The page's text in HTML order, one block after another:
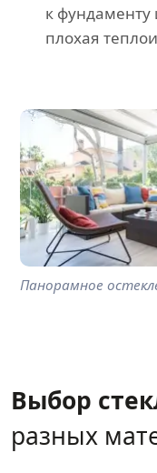
к
плохая
Панорамное
Выбор
разных